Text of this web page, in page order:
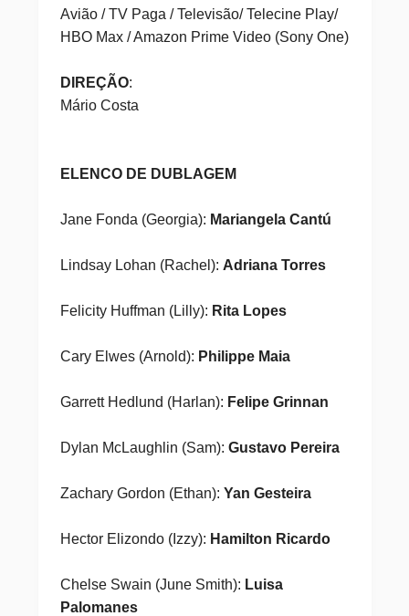
Avião / TV Paga / Televisão/ Telecine Play/
HBO Max / Amazon Prime Video (Sony One)
DIREÇÃO:
Mário Costa
ELENCO DE DUBLAGEM
Jane Fonda (Georgia): Mariangela Cantú
Lindsay Lohan (Rachel): Adriana Torres
Felicity Huffman (Lilly): Rita Lopes
Cary Elwes (Arnold): Philippe Maia
Garrett Hedlund (Harlan): Felipe Grinnan
Dylan McLaughlin (Sam): Gustavo Pereira
Zachary Gordon (Ethan): Yan Gesteira
Hector Elizondo (Izzy): Hamilton Ricardo
Chelse Swain (June Smith): Luisa
Palomanes